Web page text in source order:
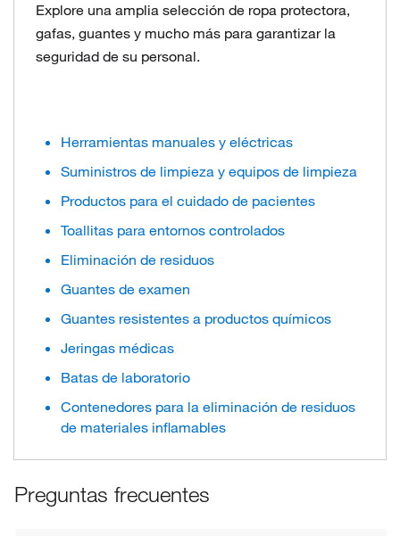
Explore una amplia selección de ropa protectora,
gafas, guantes y mucho más para garantizar la
seguridad de su personal.
Herramientas manuales y eléctricas
Suministros de limpieza y equipos de limpieza
Productos para el cuidado de pacientes
Toallitas para entornos controlados
Eliminación de residuos
Guantes de examen
Guantes resistentes a productos químicos
Jeringas médicas
Batas de laboratorio
Contenedores para la eliminación de residuos
de materiales inflamables
Preguntas frecuentes